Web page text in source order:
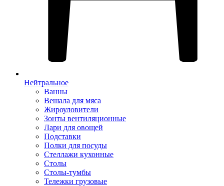
Нейтральное
Ванны
Вешала для мяса
Жироуловители
Зонты вентиляционные
Лари для овощей
Подставки
Полки для посуды
Стеллажи кухонные
Столы
Столы-тумбы
Тележки грузовые